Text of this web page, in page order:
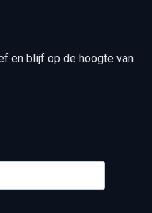
en blijf op de hoogte van